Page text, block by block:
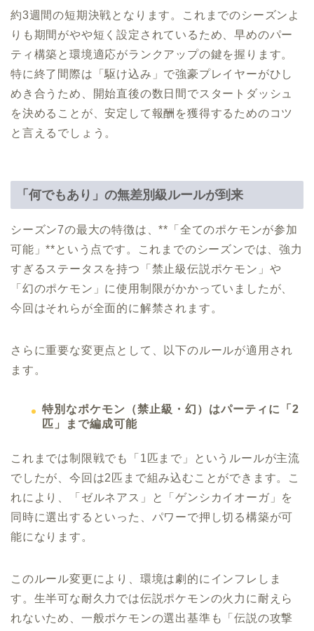
約3週間の短期決戦となります。これまでのシーズンよ
りも期間がやや短く設定されているため、早めのパー
ティ構築と環境適応がランクアップの鍵を握ります。
特に終了間際は「駆け込み」で強豪プレイヤーがひし
めき合うため、開始直後の数日間でスタートダッシュ
を決めることが、安定して報酬を獲得するためのコツ
と言えるでしょう。
「何でもあり」の無差別級ルールが到来
シーズン7の最大の特徴は、**「全てのポケモンが参加
可能」**という点です。これまでのシーズンでは、強力
すぎるステータスを持つ「禁止級伝説ポケモン」や
「幻のポケモン」に使用制限がかかっていましたが、
今回はそれらが全面的に解禁されます。
さらに重要な変更点として、以下のルールが適用され
ます。
特別なポケモン（禁止級・幻）はパーティに「2
匹」まで編成可能
これまでは制限戦でも「1匹まで」というルールが主流
でしたが、今回は2匹まで組み込むことができます。こ
れにより、「ゼルネアス」と「ゲンシカイオーガ」を
同時に選出するといった、パワーで押し切る構築が可
能になります。
このルール変更により、環境は劇的にインフレしま
す。生半可な耐久力では伝説ポケモンの火力に耐えら
れないため、一般ポケモンの選出基準も「伝説の攻撃